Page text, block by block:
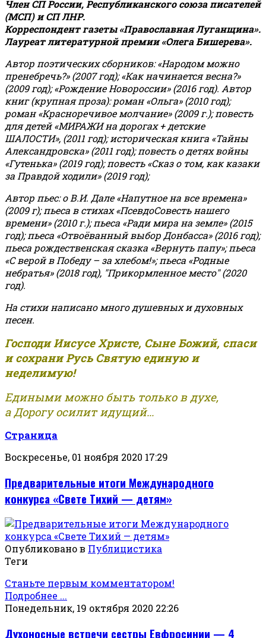
Член СП России, Республиканского союза писателей
(МСП) и СП ЛНР.
Корреспондент газеты «Православная Луганщина».
Лауреат литературной премии «Олега Бишерева».
Автор поэтических сборников: «Народом можно
пренебречь?» (2007 год); «Как начинается весна?»
(2009 год); «Рождение Новороссии» (2016 год). Автор
книг (крупная проза): роман «Ольга» (2010 год);
роман «Красноречивое молчание» (2009 г.); повесть
для детей «МИРАЖИ на дорогах + детские
ШАЛОСТИ», (2011 год); историческая книга «Тайны
Александровска» (2011 год); повесть о детях войны
«Гутенька» (2019 год); повесть «Сказ о том, как казаки
за Правдой ходили» (2019 год);
Автор пьес: о В.И. Дале «Напутное на все времена»
(2009 г); пьеса в стихах «ПсевдоСовесть нашего
времени» (2010 г.); пьеса «Ради мира на земле» (2015
год); пьеса «Отвоёванный выбор Донбасса» (2016 год);
пьеса рождественская сказка «Вернуть папу»; пьеса
«С верой в Победу – за хлебом!»;пьеса «Родные
небратья» (2018 год), "Прикормленное место" (2020
год).
На стихи написано много душевных и духовных
песен.
Господи Иисусе Христе, Сыне Божий, спаси
и сохрани Русь Святую единую и
неделимую!
Едиными можно быть только в духе,
а Дорогу осилит идущий...
Страница
Воскресенье, 01 ноября 2020 17:29
Предварительные итоги Международного
конкурса «Свете Тихий — детям»
Опубликовано в Публицистика
Теги
Станьте первым комментатором!
Подробнее ...
Понедельник, 19 октября 2020 22:26
Духоносные встречи сестры Евфросинии — 4